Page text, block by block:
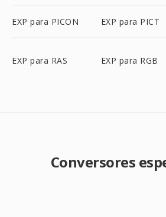
EXP para PICON EXP para PICT
EXP para RAS EXP para RGB
Conversores